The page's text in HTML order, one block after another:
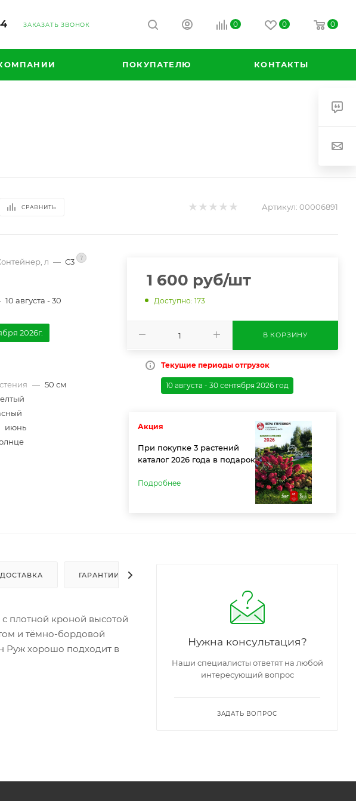
ЗАКАЗАТЬ ЗВОНОК 0 0 0
ПОКУПАТЕЛЮ КОНТАКТЫ
СРАВНИТЬ Артикул: 00006891
л — С3 ?
10 августа - 30
2026г.
— 50 см
июнь
1 600 руб/шт
Доступно: 173
В КОРЗИНУ
Текущие периоды отгрузок
10 августа - 30 сентября 2026 год
Акция
При покупке 3 растений
каталог 2026 года в подарок
Подробнее
ДОСТАВКА ГАРАНТИИ
плотной кроной высотой
и тёмно-бордовой
Руж хорошо подходит в
Нужна консультация?
Наши специалисты ответят на любой
интересующий вопрос
ЗАДАТЬ ВОПРОС